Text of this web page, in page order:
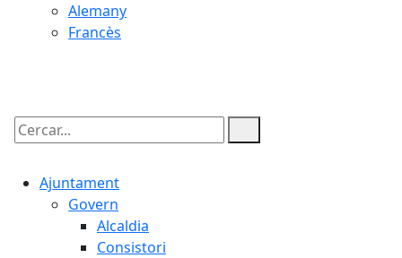
Alemany
Francès
Cercar:
Ajuntament
Govern
Alcaldia
Consistori